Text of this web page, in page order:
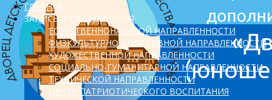
ГЛАВНАЯ
ЗАПИСЬ В ОБЪЕДИНЕНИЯ
ЕСТЕСТВЕННОНАУЧНОЙ НАПРАВЛЕННОСТИ
ФИЗКУЛЬТУРНО-СПОРТИВНОЙ НАПРАВЛЕННОСТИ
ХУДОЖЕСТВЕННОЙ НАПРАВЛЕННОСТИ
СОЦИАЛЬНО-ГУМАНИТАРНОЙ НАПРАВЛЕННОСТИ
ТЕХНИЧЕСКОЙ НАПРАВЛЕННОСТИ
ЦЕНТР ПАТРИОТИЧЕСКОГО ВОСПИТАНИЯ